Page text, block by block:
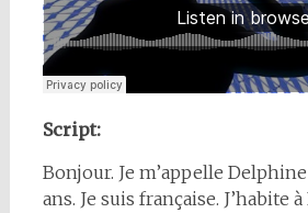
Script:
Bonjour. Je m’appelle Delphine
ans. Je suis française. J’habite